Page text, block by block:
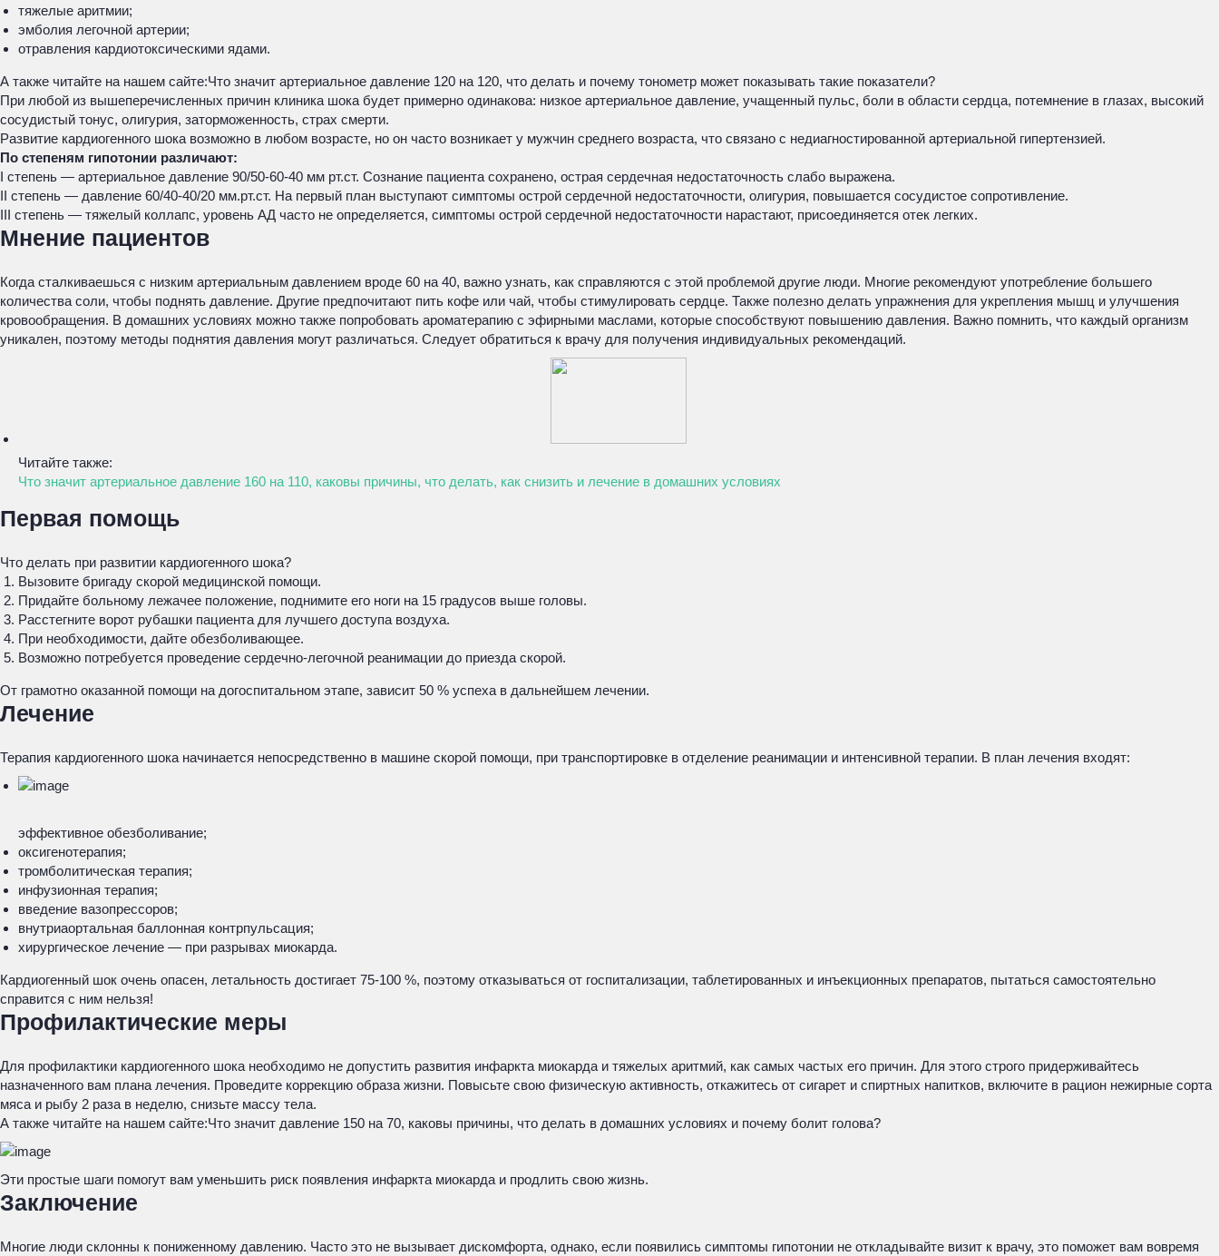
тяжелые аритмии;
эмболия легочной артерии;
отравления кардиотоксическими ядами.
А также читайте на нашем сайте:Что значит артериальное давление 120 на 120, что делать и почему тонометр может показывать такие показатели?
При любой из вышеперечисленных причин клиника шока будет примерно одинакова: низкое артериальное давление, учащенный пульс, боли в области сердца, потемнение в глазах, высокий
сосудистый тонус, олигурия, заторможенность, страх смерти.
Развитие кардиогенного шока возможно в любом возрасте, но он часто возникает у мужчин среднего возраста, что связано с недиагностированной артериальной гипертензией.
По степеням гипотонии различают:
I степень — артериальное давление 90/50-60-40 мм рт.ст. Сознание пациента сохранено, острая сердечная недостаточность слабо выражена.
II степень — давление 60/40-40/20 мм.рт.ст. На первый план выступают симптомы острой сердечной недостаточности, олигурия, повышается сосудистое сопротивление.
III степень — тяжелый коллапс, уровень АД часто не определяется, симптомы острой сердечной недостаточности нарастают, присоединяется отек легких.
Мнение пациентов
Когда сталкиваешься с низким артериальным давлением вроде 60 на 40, важно узнать, как справляются с этой проблемой другие люди. Многие рекомендуют употребление большего
количества соли, чтобы поднять давление. Другие предпочитают пить кофе или чай, чтобы стимулировать сердце. Также полезно делать упражнения для укрепления мышц и улучшения
кровообращения. В домашних условиях можно также попробовать ароматерапию с эфирными маслами, которые способствуют повышению давления. Важно помнить, что каждый организм
уникален, поэтому методы поднятия давления могут различаться. Следует обратиться к врачу для получения индивидуальных рекомендаций.
Читайте также:
Что значит артериальное давление 160 на 110, каковы причины, что делать, как снизить и лечение в домашних условиях
Первая помощь
Что делать при развитии кардиогенного шока?
Вызовите бригаду скорой медицинской помощи.
Придайте больному лежачее положение, поднимите его ноги на 15 градусов выше головы.
Расстегните ворот рубашки пациента для лучшего доступа воздуха.
При необходимости, дайте обезболивающее.
Возможно потребуется проведение сердечно-легочной реанимации до приезда скорой.
От грамотно оказанной помощи на догоспитальном этапе, зависит 50 % успеха в дальнейшем лечении.
Лечение
Терапия кардиогенного шока начинается непосредственно в машине скорой помощи, при транспортировке в отделение реанимации и интенсивной терапии. В план лечения входят:
эффективное обезболивание;
оксигенотерапия;
тромболитическая терапия;
инфузионная терапия;
введение вазопрессоров;
внутриаортальная баллонная контрпульсация;
хирургическое лечение — при разрывах миокарда.
Кардиогенный шок очень опасен, летальность достигает 75-100 %, поэтому отказываться от госпитализации, таблетированных и инъекционных препаратов, пытаться самостоятельно
справится с ним нельзя!
Профилактические меры
Для профилактики кардиогенного шока необходимо не допустить развития инфаркта миокарда и тяжелых аритмий, как самых частых его причин. Для этого строго придерживайтесь
назначенного вам плана лечения. Проведите коррекцию образа жизни. Повысьте свою физическую активность, откажитесь от сигарет и спиртных напитков, включите в рацион нежирные сорта
мяса и рыбу 2 раза в неделю, снизьте массу тела.
А также читайте на нашем сайте:Что значит давление 150 на 70, каковы причины, что делать в домашних условиях и почему болит голова?
Эти простые шаги помогут вам уменьшить риск появления инфаркта миокарда и продлить свою жизнь.
Заключение
Многие люди склонны к пониженному давлению. Часто это не вызывает дискомфорта, однако, если появились симптомы гипотонии не откладывайте визит к врачу, это поможет вам вовремя